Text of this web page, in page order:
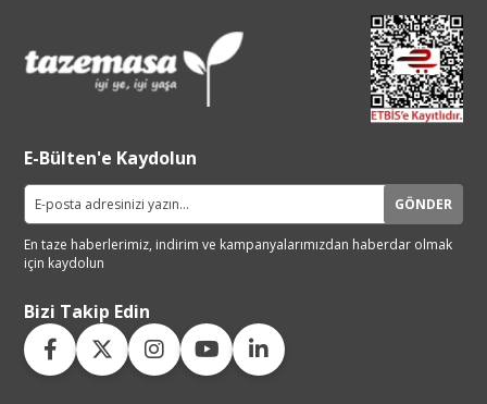
E-Bülten'e Kaydolun
GÖNDER
En taze haberlerimiz, indirim ve kampanyalarımızdan haberdar olmak
için kaydolun
Bizi Takip Edin